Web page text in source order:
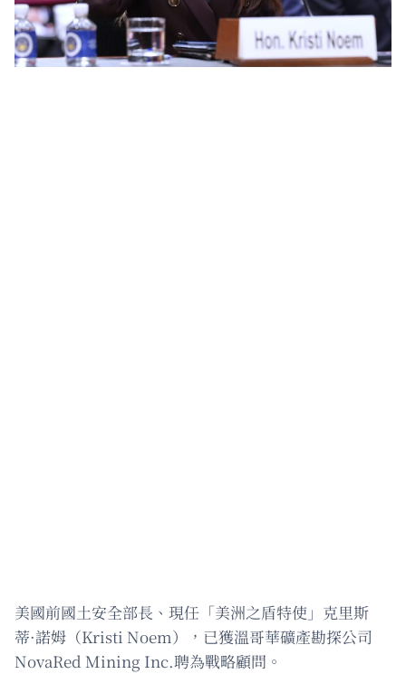
美國前國土安全部長、現任「美洲之盾特使」克里斯
蒂·諾姆（Kristi Noem），已獲溫哥華礦產勘探公司
NovaRed Mining Inc.聘為戰略顧問。